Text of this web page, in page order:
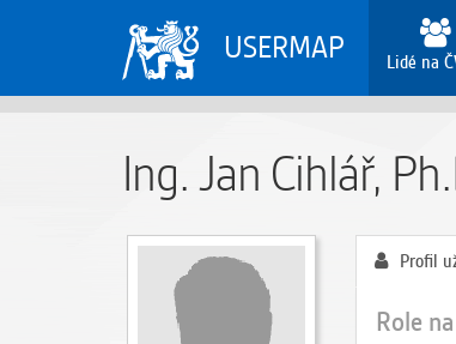
USERMAP Lidé na
Ing. Jan Cihlář,
Profil
Role